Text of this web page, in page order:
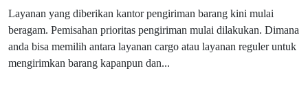
Layanan yang diberikan kantor pengiriman barang kini mulai
beragam. Pemisahan prioritas pengiriman mulai dilakukan. Dimana
anda bisa memilih antara layanan cargo atau layanan reguler untuk
mengirimkan barang kapanpun dan...